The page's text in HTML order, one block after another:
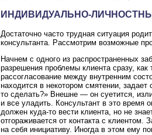
ИНДИВИДУАЛЬНО-
Достаточно часто трудная ситуация
консультанта. Рассмотрим возможные
Начнем с одного из распространенных
разрешения проблемы клиента сразу,
рассогласование между внутренним
находится в некотором смятении,
то сделать?» Внешне — он суетится,
и все уладить. Консультант в это время
должен куда-то вести клиента, но не
отгораживается от контакта с клиентом.
на себя инициативу. Иногда в этом ему